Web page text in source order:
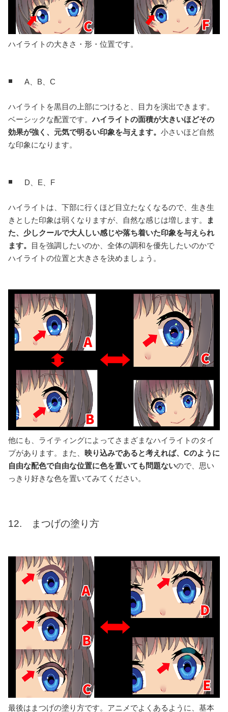
ハイライトの大きさ・形・位置です。
A、B、C
ハイライトを黒目の上部につけると、目力を演出できます。
ベーシックな配置です。ハイライトの面積が大きいほどその
効果が強く、元気で明るい印象を与えます。 小さいほど自然
な印象になります。
D、E、F
ハイライトは、下部に行くほど目立たなくなるので、生き生
きとした印象は弱くなりますが、自然な感じは増します。
ま
た、少しクールで大人しい感じや落ち着いた印象を与えられ
ます。
目を強調したいのか、全体の調和を優先したいのかで
ハイライトの位置と大きさを決めましょう。
他にも、ライティングによってさまざまなハイライトのタイ
プがあります。また、 映り込みであると考えれば、Cのように
自由な配色で自由な位置に色を置いても問題ないので、思い
っきり好きな色を置いてみてください。
12. まつげの塗り方
最後はまつげの塗り方です。アニメでよくあるように、基本